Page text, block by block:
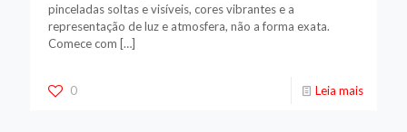
pinceladas soltas e visíveis, cores vibrantes e a
representação de luz e atmosfera, não a forma exata.
Comece com […]
0 Leia mais